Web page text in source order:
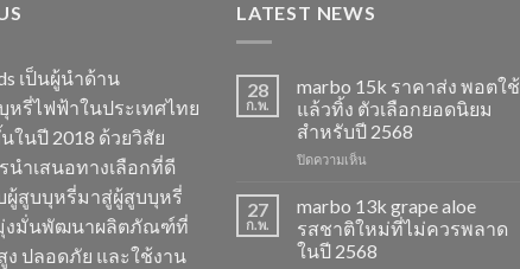
เป็นผู้นำด้าน
หรี่ไฟฟ้าในประเทศไทย
ในปี 2018 ด้วยวิสัย
นำเสนอทางเลือกที่ดี
ผู้สูบบุหรี่มาสู่ผู้สูบบุหรี่
มุ่งมั่นพัฒนาผลิตภัณฑ์ที่
ปลอดภัย และใช้งาน
LATEST NEWS
28
ก.พ.
marbo 15k ราคาส่ง พอตใช้
แล้วทิ้ง ตัวเลือกยอดนิยม
สำหรับปี 2568
ปิดความเห็น
15k
ราคา
ส่ง
พอต
27
ก.พ.
marbo 13k grape aloe
รสชาติใหม่ที่ไม่ควรพลาด
ในปี 2568